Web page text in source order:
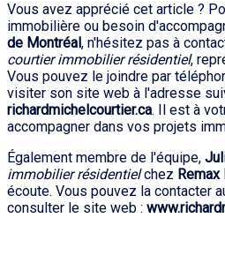
Vous avez apprécié cet article ?
immobilière ou besoin
de Montréal, n'hésitez pas à
courtier immobilier résidentiel,
Vous pouvez le joindre par
visiter son site web à l'adresse
richardmichelcourtier.ca. Il est à
accompagner dans vos projets
Également membre de l'équipe,
immobilier résidentielchez Remax
écoute. Vous pouvez la contacter
consulter le site web :